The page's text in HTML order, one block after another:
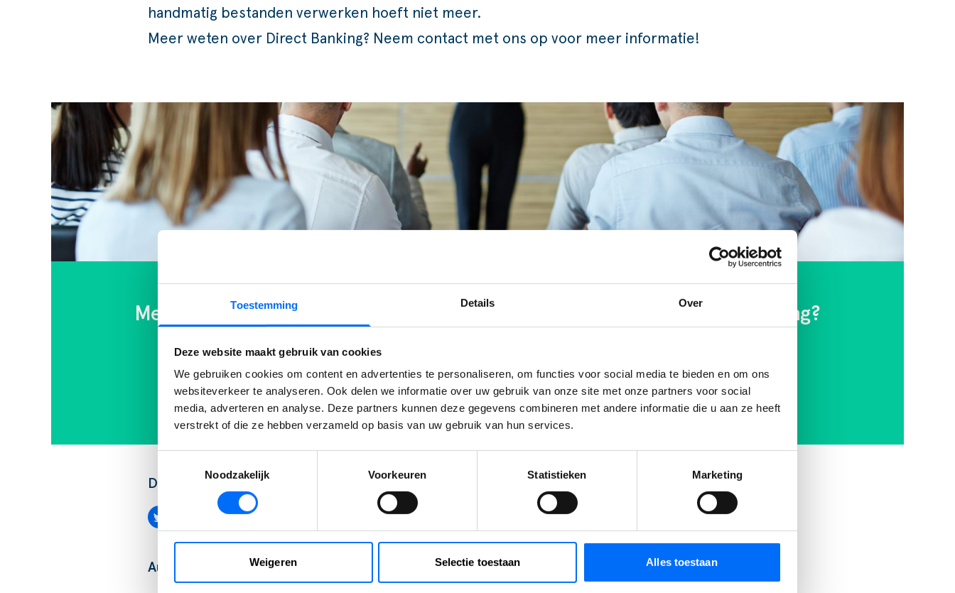
Toestemming Details Over
Deze website maakt gebruik van cookies
We gebruiken cookies om content en advertenties te personaliseren, om functies voor social media te bieden en om ons
websiteverkeer te analyseren. Ook delen we informatie over uw gebruik van onze site met onze partners voor social
media, adverteren en analyse. Deze partners kunnen deze gegevens combineren met andere informatie die u aan ze heeft
verstrekt of die ze hebben verzameld op basis van uw gebruik van hun services.
Noodzakelijk
Voorkeuren Statistieken Marketing
Weigeren Selectie toestaan Alles toestaan
handmatig bestanden verwerken hoeft niet meer.
Meer weten over Direct Banking? Neem contact met ons op voor meer informatie!
Meer weten over het automatiseren van jouw bankzaken met Direct Banking?
Bekijk dan het webinar van 26-1 terug
Bekijk het webinar terug
Deel bericht:
Auteur